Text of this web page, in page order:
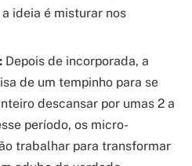
ideia é misturar nos
Depois de incorporada, a
de um tempinho para se
descansar por umas 2 a
período, os micro-
trabalhar para transformar